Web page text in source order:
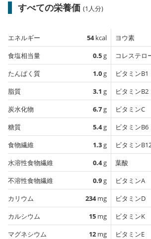
すべての栄養価 (1人分)
エネルギー 54kcal
食塩相当量
0.5g
たんぱく質
1.0g
脂質
3.1 g
炭水化物
6.7g
糖質
5.4g
食物繊維
1.3g
水溶性食物繊維
0.4g
不溶性食物繊維
0.9g
カリウム
234mg
カルシウム
15 mg
マグネシウム
12 mg
ヨウ素
コレステロ
ビタミンB1
ビタミンB2
ビタミンC
ビタミンB6
ビタミン
葉酸
ビタミンA
ビタミンD
ビタミンK
ビタミンE